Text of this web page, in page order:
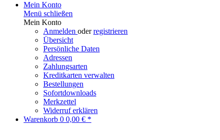
Mein Konto
Menü schließen
Mein Konto
Anmelden oderregistrieren
Übersicht
Persönliche Daten
Adressen
Zahlungsarten
Kreditkarten verwalten
Bestellungen
Sofortdownloads
Merkzettel
Widerruf erklären
Warenkorb 0 0,00 € *